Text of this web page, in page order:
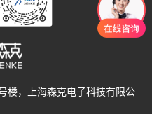
楼，上海森克电子科技有限公